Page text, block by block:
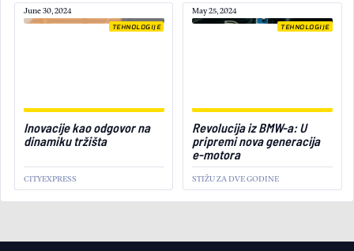
June 30, 2024
Inovacije kao odgovor na
dinamiku tržišta
CITYEXPRESS
TEHNOLOGIJE
May 25, 2024
Revolucija iz BMW-a: U
pripremi nova generacija
e-motora
STIŽU ZA DVE GODINE
TEHNOLOGIJE
February 14, 2025
vazdušni jastuk za pete!